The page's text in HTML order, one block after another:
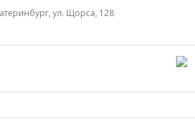
ул. Щорса, 128